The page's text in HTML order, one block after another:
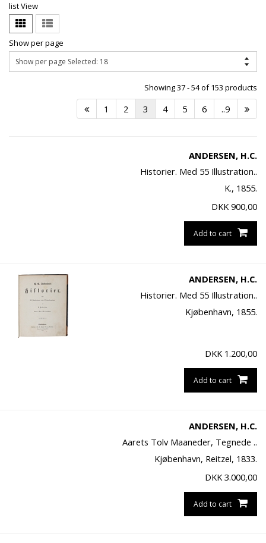
list View
Show per page
Showing 37 - 54 of 153 products
1 2 3 4 5 6 ..9
ANDERSEN, H.C.
Historier. Med 55 Illustration..
K., 1855.
DKK 900,00
Add to cart
ANDERSEN, H.C.
Historier. Med 55 Illustration..
Kjøbenhavn, 1855.
DKK 1.200,00
Add to cart
ANDERSEN, H.C.
Aarets Tolv Maaneder, Tegnede ..
Kjøbenhavn, Reitzel, 1833.
DKK 3.000,00
Add to cart